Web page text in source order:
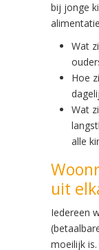
bij jonge
Wat
Hoe
Wat
alle
uit
Iedereen
moeilijk